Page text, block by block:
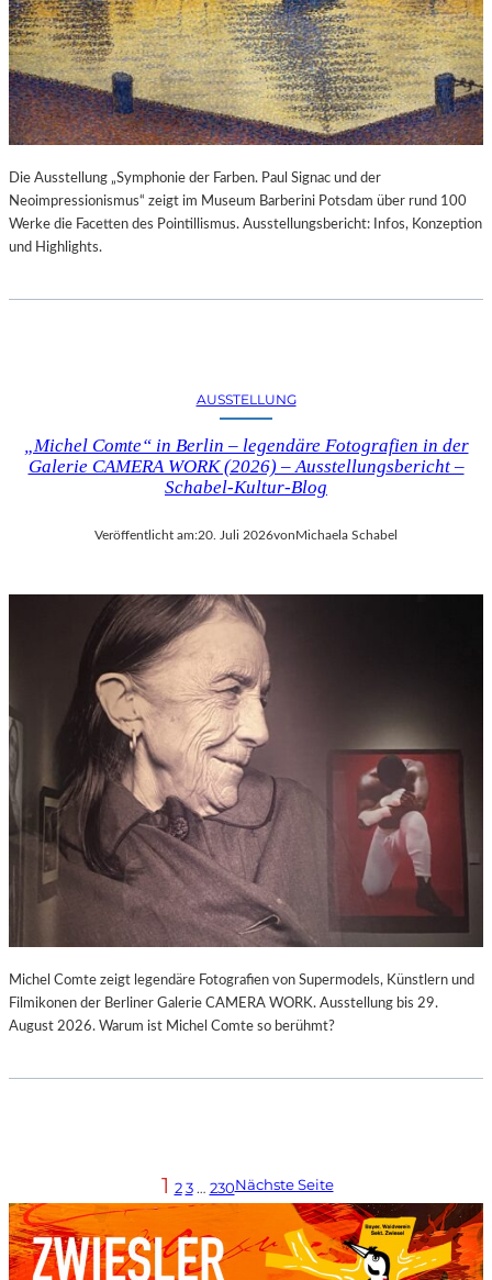
Die Ausstellung „Symphonie der Farben. Paul Signac und der
Neoimpressionismus“ zeigt im Museum Barberini Potsdam über rund 100
Werke die Facetten des Pointillismus. Ausstellungsbericht: Infos, Konzeption
und Highlights.
AUSSTELLUNG
„Michel Comte“ in Berlin – legendäre Fotografien in der
Galerie CAMERA WORK (2026) – Ausstellungsbericht –
Schabel-Kultur-Blog
Veröffentlicht am:20. Juli 2026vonMichaela Schabel
Michel Comte zeigt legendäre Fotografien von Supermodels, Künstlern und
Filmikonen der Berliner Galerie CAMERA WORK. Ausstellung bis 29.
August 2026. Warum ist Michel Comte so berühmt?
1 2 3 … 230Nächste Seite